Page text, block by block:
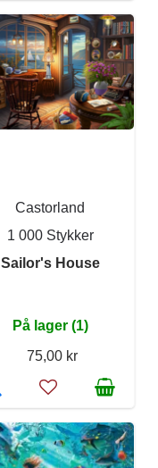
Castorland
1 000 Stykker
Sailor's House
På lager (1)
75,00 kr